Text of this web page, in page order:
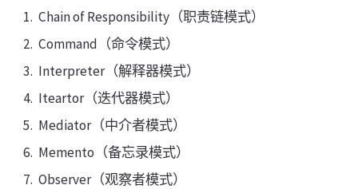
Chain of Responsibility（职责链模式）
Command（命令模式）
Interpreter（解释器模式）
Iteartor（迭代器模式）
Mediator（中介者模式）
Memento（备忘录模式）
Observer（观察者模式）